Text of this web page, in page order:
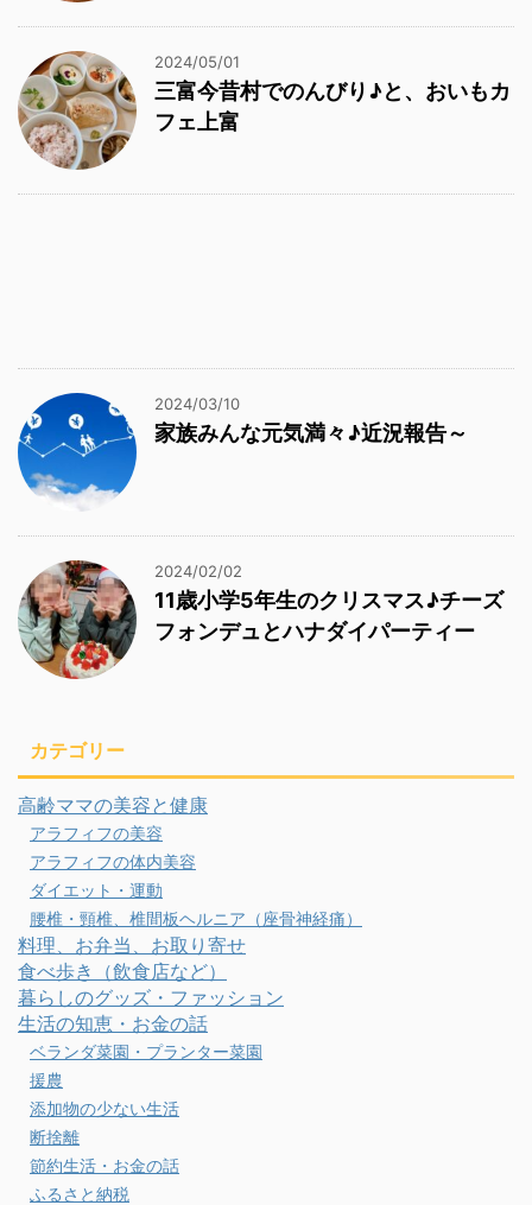
2024/05/01
三富今昔村でのんびり♪と、おいもカ
フェ上富
2024/03/10
家族みんな元気満々♪近況報告～
2024/02/02
11歳小学5年生のクリスマス♪チーズ
フォンデュとハナダイパーティー
カテゴリー
高齢ママの美容と健康
アラフィフの美容
アラフィフの体内美容
ダイエット・運動
腰椎・頸椎、椎間板ヘルニア（座骨神経痛）
料理、お弁当、お取り寄せ
食べ歩き（飲食店など）
暮らしのグッズ・ファッション
生活の知恵・お金の話
ベランダ菜園・プランター菜園
援農
添加物の少ない生活
断捨離
節約生活・お金の話
ふるさと納税